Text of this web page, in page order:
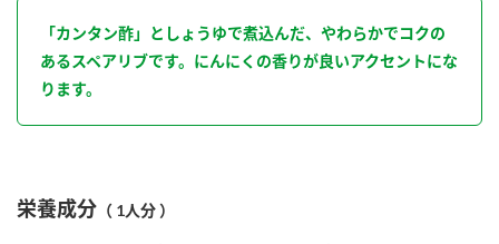
「カンタン酢」としょうゆで煮込んだ、やわらかでコクの
あるスペアリブです。にんにくの香りが良いアクセントにな
ります。
栄養成分 （ 1人分 ）